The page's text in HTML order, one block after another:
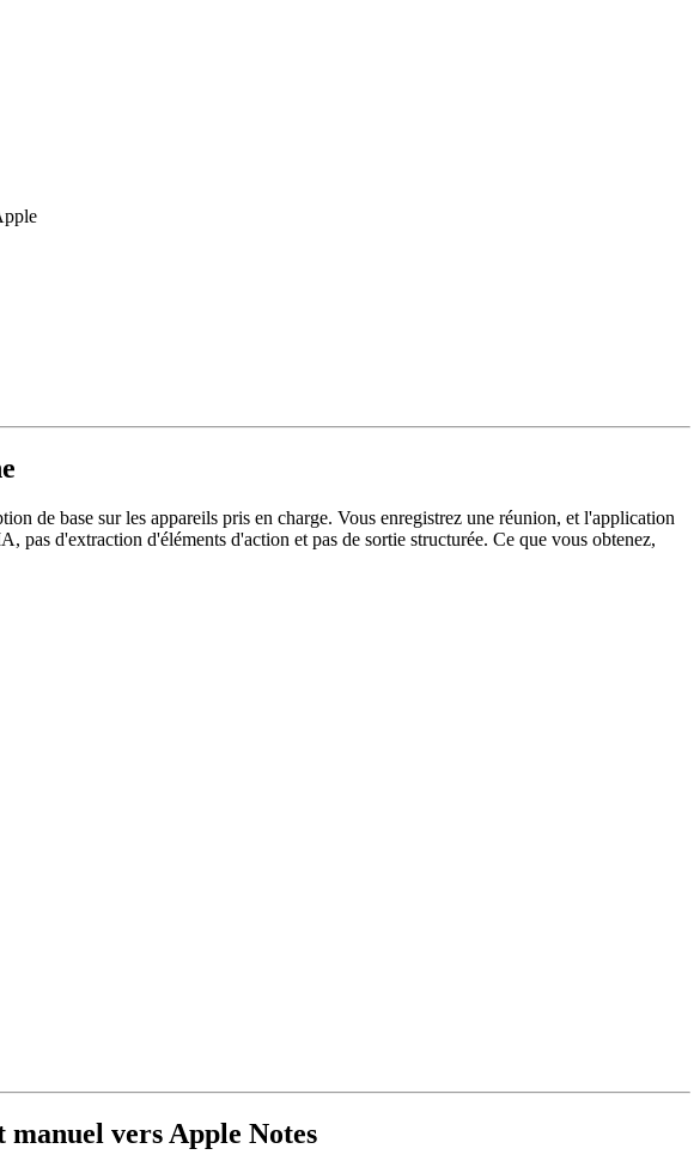
de base sur les appareils pris en charge. Vous enregistrez une réunion, et l'application
d'extraction d'éléments d'action et pas de sortie structurée. Ce que vous obtenez,
vers Apple Notes